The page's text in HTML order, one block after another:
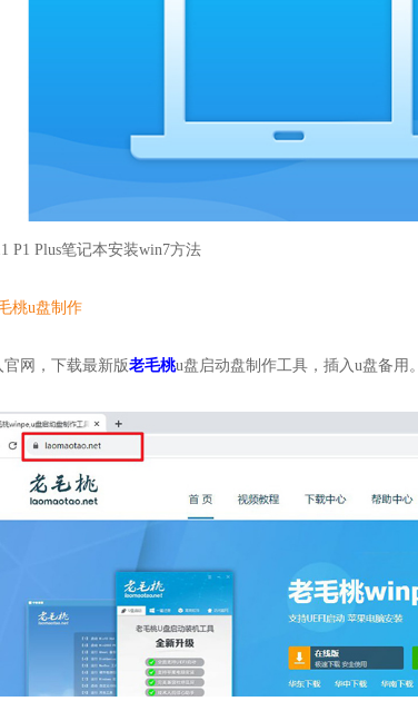
P1 Plus笔记本安装win7方法
桃u盘制作
官网，下载最新版老毛桃u盘启动盘制作工具，插入u盘备用。